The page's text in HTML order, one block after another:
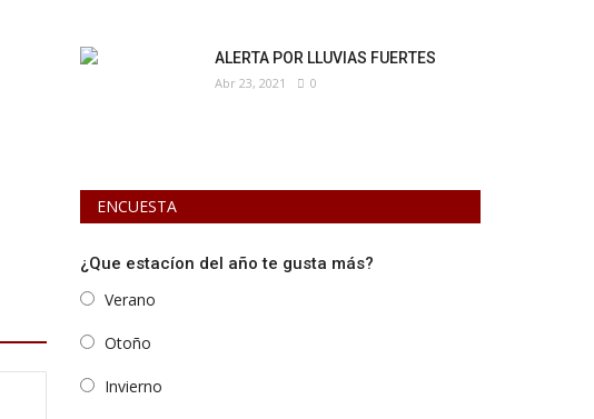
ALERTA POR LLUVIAS FUERTES
Abr 23, 2021 0
ENCUESTA
¿Que estacíon del año te gusta más?
Verano
Otoño
Invierno